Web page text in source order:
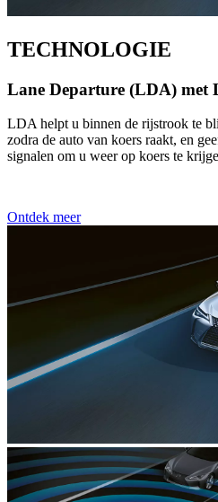
TECHNOLOGIE
Lane Departure (LDA) met
LDA helpt u binnen de rijstrook te
zodra de auto van koers raakt, en
signalen om u weer op koers te
Ontdek meer